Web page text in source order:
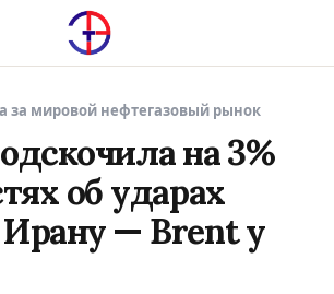
за мировой нефтегазовый рынок
на 3%
об ударах
— Brent у